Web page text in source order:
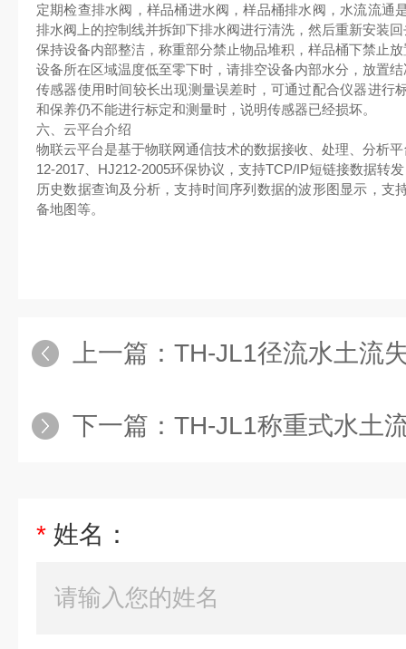
定期检查排水阀，样品桶进水阀，样品桶排水阀，水流流通
排水阀上的控制线并拆卸下排水阀进行清洗，然后重新安装
保持设备内部整洁，称重部分禁止物品堆积，样品桶下禁止
设备所在区域温度低至零下时，请排空设备内部水分，放置
传感器使用时间较长出现测量误差时，可通过配合仪器进行
和保养仍不能进行标定和测量时，说明传感器已经损坏。
六、云平台介绍
物联云平台是基于物联网通信技术的数据接收、处理、分析
12-2017、HJ212-2005环保协议，支持TCP/IP短链接数据转
历史数据查询及分析，支持时间序列数据的波形图显示，支
备地图等。
上一篇： TH-JL1径流水土流
下一篇： TH-JL1称重式水土
* 姓名：